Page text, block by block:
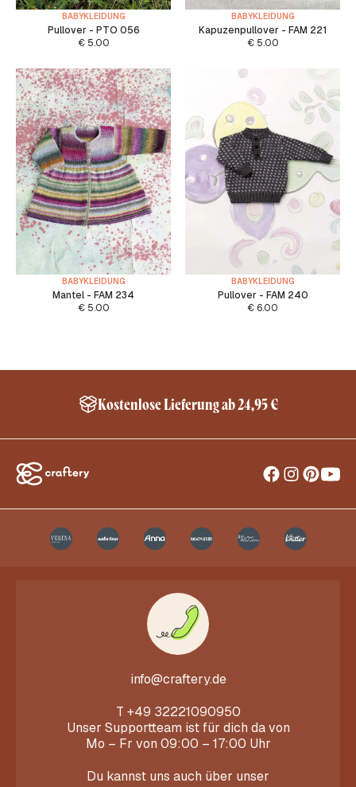
BABYKLEIDUNG
Pullover - PTO 056
€5.00
BABYKLEIDUNG
Kapuzenpullover - FAM 221
€5.00
BABYKLEIDUNG
Mantel - FAM 234
€5.00
BABYKLEIDUNG
Pullover - FAM 240
€ 6.00
Schneller Versand innerhalb Deutschland*
info@craftery.de
T +49 32221090950
Unser Supportteam ist für dich da von
Mo – Fr von 09:00 – 17:00 Uhr
Du kannst uns auch über unser